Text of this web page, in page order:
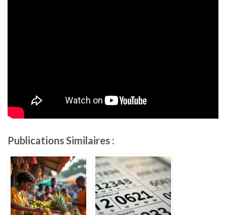
Publications Similaires :